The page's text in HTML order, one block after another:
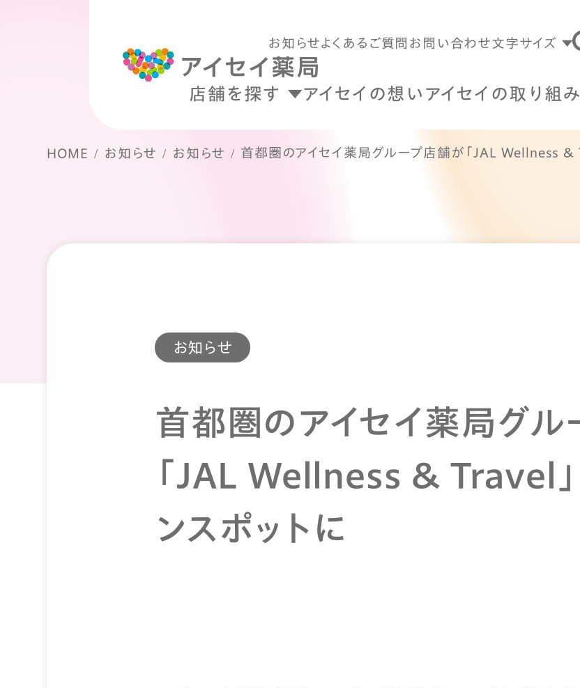
お知らせよくあるご質問 お問い合わせ文字サイズ
店舗を探す アイセイの想い アイセイの取り組み
HOME お知らせ お知らせ 首都圏のアイセイ薬局グループ店舗が「JAL Wellness &
お知らせ
首都圏のアイセイ薬局グル
「JAL Wellness & Travel」
ンスポットに